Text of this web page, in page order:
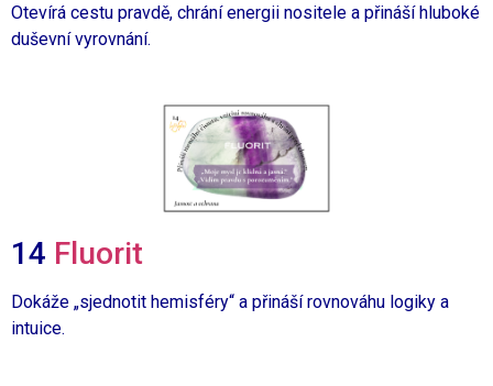
Otevírá cestu pravdě, chrání energii nositele a přináší hluboké
duševní vyrovnání.
14 Fluorit
Dokáže „sjednotit hemisféry“ a přináší rovnováhu logiky a
intuice.